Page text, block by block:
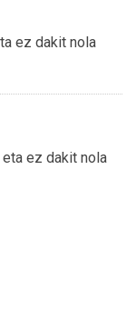
ez dakit nola
ez dakit nola